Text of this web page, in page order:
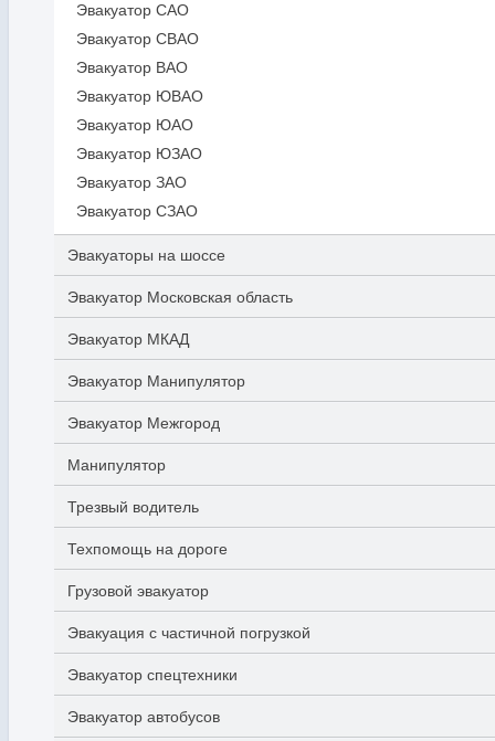
Эвакуатор САО
Эвакуатор СВАО
Эвакуатор ВАО
Эвакуатор ЮВАО
Эвакуатор ЮАО
Эвакуатор ЮЗАО
Эвакуатор ЗАО
Эвакуатор СЗАО
Эвакуаторы на шоссе
Эвакуатор Московская область
Эвакуатор МКАД
Эвакуатор Манипулятор
Эвакуатор Межгород
Манипулятор
Трезвый водитель
Техпомощь на дороге
Грузовой эвакуатор
Эвакуация с частичной погрузкой
Эвакуатор спецтехники
Эвакуатор автобусов